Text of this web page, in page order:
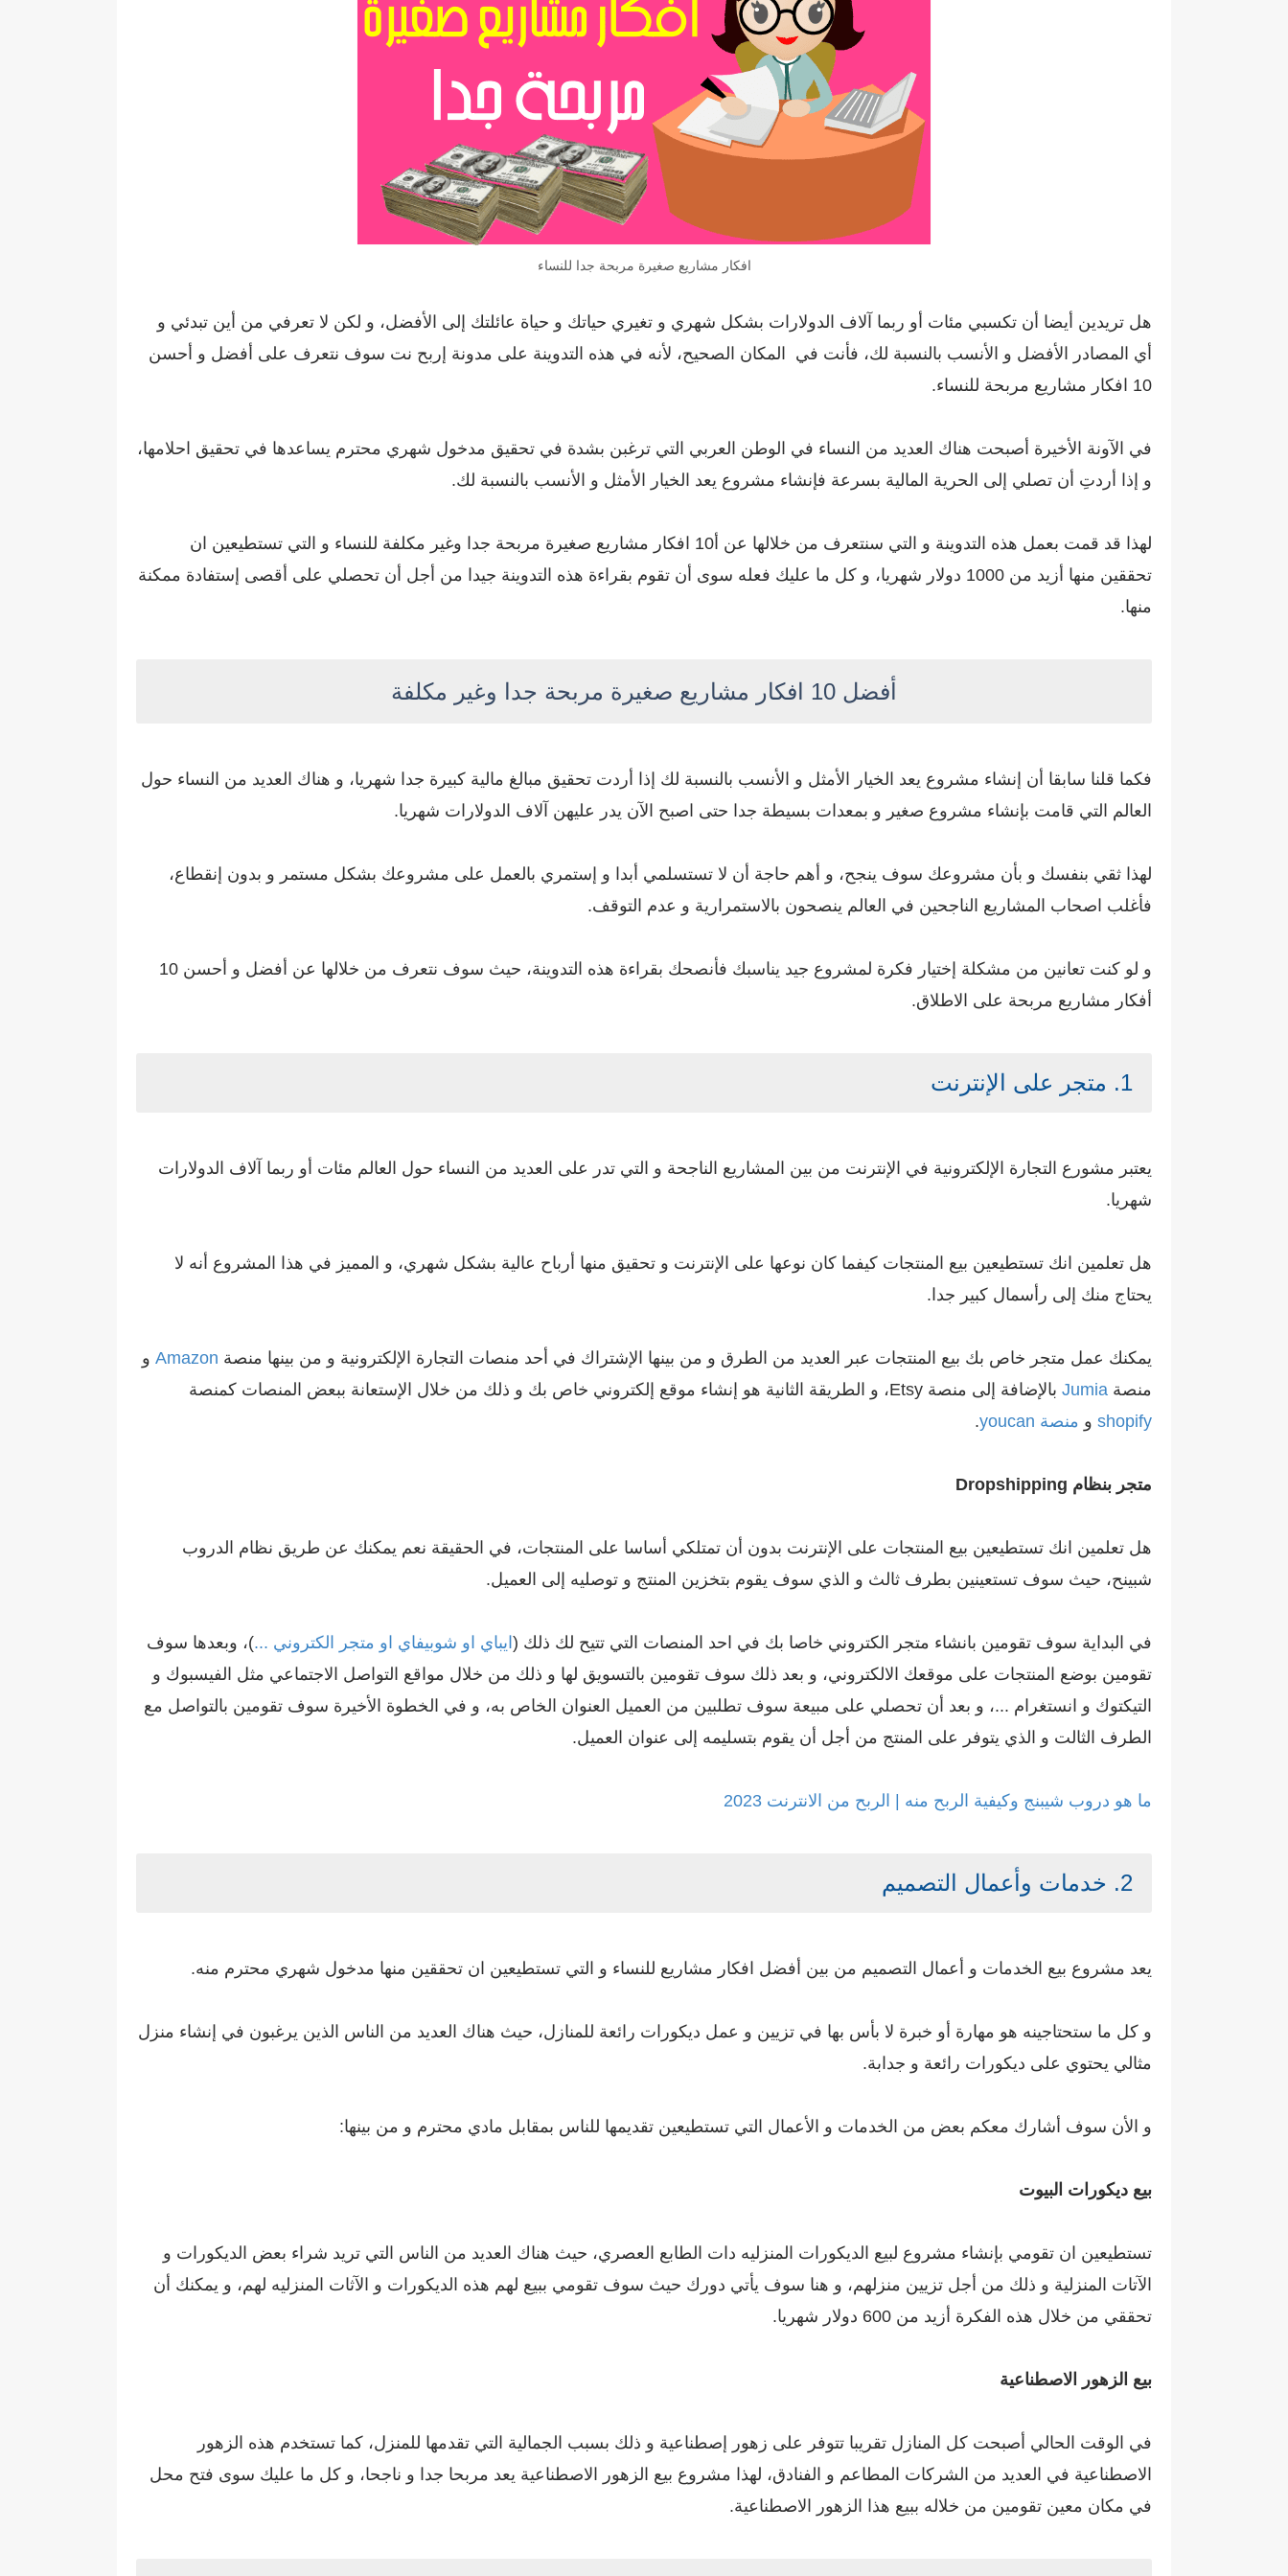
افكار مشاريع صغيرة مربحة جدا للنساء
هل تريدين أيضا أن تكسبي مئات أو ربما آلاف الدولارات بشكل شهري و تغيري حياتك و حياة عائلتك إلى الأفضل، و لكن لا تعرفي من أين تبدئي و
أي المصادر الأفضل و الأنسب بالنسبة لك، فأنت في المكان الصحيح، لأنه في هذه التدوينة على مدونة إربح نت سوف نتعرف على أفضل و أحسن
10 افكار مشاريع مربحة للنساء.
في الآونة الأخيرة أصبحت هناك العديد من النساء في الوطن العربي التي ترغبن بشدة في تحقيق مدخول شهري محترم يساعدها في تحقيق احلامها،
و إذا أردتِ أن تصلي إلى الحرية المالية بسرعة فإنشاء مشروع يعد الخيار الأمثل و الأنسب بالنسبة لك.
لهذا قد قمت بعمل هذه التدوينة و التي سنتعرف من خلالها عن أ10 افكار مشاريع صغيرة مربحة جدا وغير مكلفة للنساء و التي تستطيعين ان
تحققين منها أزيد من 1000 دولار شهريا، و كل ما عليك فعله سوى أن تقوم بقراءة هذه التدوينة جيدا من أجل أن تحصلي على أقصى إستفادة ممكنة
منها.
أفضل 10 افكار مشاريع صغيرة مربحة جدا وغير مكلفة
فكما قلنا سابقا أن إنشاء مشروع يعد الخيار الأمثل و الأنسب بالنسبة لك إذا أردت تحقيق مبالغ مالية كبيرة جدا شهريا، و هناك العديد من النساء حول
العالم التي قامت بإنشاء مشروع صغير و بمعدات بسيطة جدا حتى اصبح الآن يدر عليهن آلاف الدولارات شهريا.
لهذا ثقي بنفسك و بأن مشروعك سوف ينجح، و أهم حاجة أن لا تستسلمي أبدا و إستمري بالعمل على مشروعك بشكل مستمر و بدون إنقطاع،
فأغلب اصحاب المشاريع الناجحين في العالم ينصحون بالاستمرارية و عدم التوقف.
و لو كنت تعانين من مشكلة إختيار فكرة لمشروع جيد يناسبك فأنصحك بقراءة هذه التدوينة، حيث سوف نتعرف من خلالها عن أفضل و أحسن 10
أفكار مشاريع مربحة على الاطلاق.
1. متجر على الإنترنت
يعتبر مشورع التجارة الإلكترونية في الإنترنت من بين المشاريع الناجحة و التي تدر على العديد من النساء حول العالم مئات أو ربما آلاف الدولارات
شهريا.
هل تعلمين انك تستطيعين بيع المنتجات كيفما كان نوعها على الإنترنت و تحقيق منها أرباح عالية بشكل شهري، و المميز في هذا المشروع أنه لا
يحتاج منك إلى رأسمال كبير جدا.
يمكنك عمل متجر خاص بك بيع المنتجات عبر العديد من الطرق و من بينها الإشتراك في أحد منصات التجارة الإلكترونية و من بينها منصة Amazon و
منصة Jumia بالإضافة إلى منصة Etsy، و الطريقة الثانية هو إنشاء موقع إلكتروني خاص بك و ذلك من خلال الإستعانة ببعض المنصات كمنصة
shopify و منصة youcan .
متجر بنظام Dropshipping
هل تعلمين انك تستطيعين بيع المنتجات على الإنترنت بدون أن تمتلكي أساسا على المنتجات، في الحقيقة نعم يمكنك عن طريق نظام الدروب
شبينح، حيث سوف تستعينين بطرف ثالث و الذي سوف يقوم بتخزين المنتج و توصليه إلى العميل.
في البداية سوف تقومين بانشاء متجر الكتروني خاصا بك في احد المنصات التي تتيح لك ذلك (ايباي او شوبيفاي او متجر الكتروني ...)، وبعدها سوف
تقومين بوضع المنتجات على موقعك الالكتروني، و بعد ذلك سوف تقومين بالتسويق لها و ذلك من خلال مواقع التواصل الاجتماعي مثل الفيسبوك و
التيكتوك و انستغرام ...، و بعد أن تحصلي على مبيعة سوف تطلبين من العميل العنوان الخاص به، و في الخطوة الأخيرة سوف تقومين بالتواصل مع
الطرف الثالت و الذي يتوفر على المنتج من أجل أن يقوم بتسليمه إلى عنوان العميل.
ما هو دروب شيبنج وكيفية الربح منه | الربح من الانترنت 2023
2. خدمات وأعمال التصميم
يعد مشروع بيع الخدمات و أعمال التصميم من بين أفضل افكار مشاريع للنساء و التي تستطيعين ان تحققين منها مدخول شهري محترم منه.
و كل ما ستحتاجينه هو مهارة أو خبرة لا بأس بها في تزيين و عمل ديكورات رائعة للمنازل، حيث هناك العديد من الناس الذين يرغبون في إنشاء منزل
مثالي يحتوي على ديكورات رائعة و جدابة.
و الأن سوف أشارك معكم بعض من الخدمات و الأعمال التي تستطيعين تقديمها للناس بمقابل مادي محترم و من بينها:
بيع ديكورات البيوت
تستطيعين ان تقومي بإنشاء مشروع لبيع الديكورات المنزليه دات الطابع العصري، حيث هناك العديد من الناس التي تريد شراء بعض الديكورات و
الآتات المنزلية و ذلك من أجل تزيين منزلهم، و هنا سوف يأتي دورك حيث سوف تقومي ببيع لهم هذه الديكورات و الآثات المنزليه لهم، و يمكنك أن
تحققي من خلال هذه الفكرة أزيد من 600 دولار شهريا.
بيع الزهور الاصطناعية
في الوقت الحالي أصبحت كل المنازل تقريبا تتوفر على زهور إصطناعية و ذلك بسبب الجمالية التي تقدمها للمنزل، كما تستخدم هذه الزهور
الاصطناعية في العديد من الشركات المطاعم و الفنادق، لهذا مشروع بيع الزهور الاصطناعية يعد مربحا جدا و ناجحا، و كل ما عليك سوى فتح محل
في مكان معين تقومين من خلاله ببيع هذا الزهور الاصطناعية.